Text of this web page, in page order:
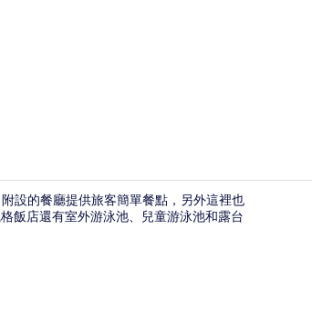
設的餐廳提供旅客簡單餐點，另外這裡也
飯店還有室外游泳池、兒童游泳池和露台